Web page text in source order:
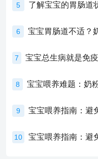
5 了解宝宝的胃肠道
6
7
8
9 宝宝喂养指南：避
10 宝宝喂养指南：避